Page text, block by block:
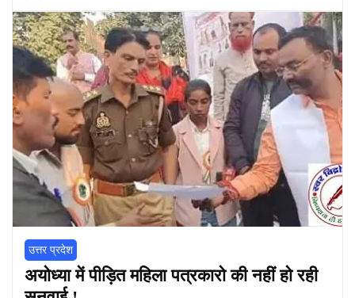
उत्तर प्रदेश
अयोध्या में पीड़ित महिला पत्रकारो की नहीं हो रही